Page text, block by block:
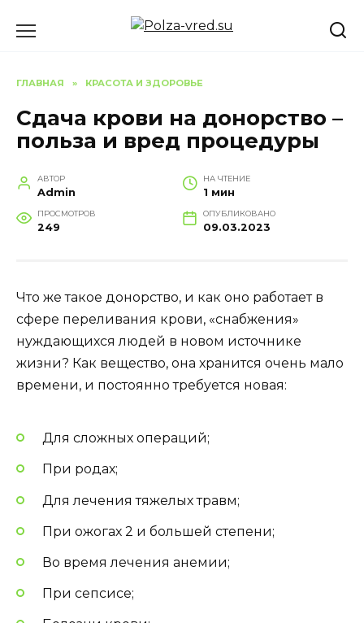
ГЛАВНАЯ » КРАСОТА И ЗДОРОВЬЕ
Сдача крови на донорство –
польза и вред процедуры
АВТОР
Admin
НА ЧТЕНИЕ
1 мин
ПРОСМОТРОВ
249
ОПУБЛИКОВАНО
09.03.2023
Что же такое донорство, и как оно работает в
сфере переливания крови, «снабжения»
нуждающихся людей в новом источнике
жизни? Как вещество, она хранится очень мало
времени, и постоянно требуется новая:
Для сложных операций;
При родах;
Для лечения тяжелых травм;
При ожогах 2 и большей степени;
Во время лечения анемии;
При сепсисе;